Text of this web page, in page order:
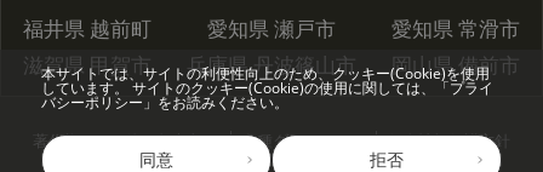
本サイトでは、サイトの利便性向上のため、クッキー(Cookie)を使用
しています。 サイトのクッキー(Cookie)の使用に関しては、「プライ
バシーポリシー」をお読みください。
同意 拒否
福井県 越前町
愛知県 瀬戸市
愛知県 常滑市
滋賀県 甲賀市
兵庫県 丹波篠山市 岡山県 備前市
著作権、その他の免責事項 各種ダウンロード 個人情報保護方針